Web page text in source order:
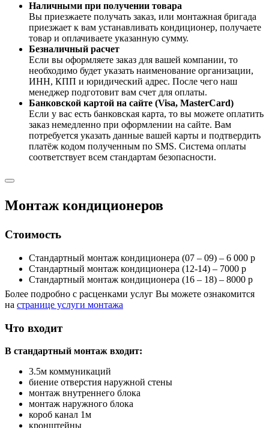
Наличными при получении товара
Вы приезжаете получать заказ, или монтажная бригада
приезжает к вам устанавливать кондиционер, получаете
товар и оплачиваете указанную сумму.
Безналичный расчет
Если вы оформляете заказ для вашей компании, то
необходимо будет указать наименование организации,
ИНН, КПП и юридический адрес. После чего наш
менеджер подготовит вам счет для оплаты.
Банковской картой на сайте (Visa, MasterCard)
Если у вас есть банковская карта, то вы можете оплатить
заказ немедленно при оформлении на сайте. Вам
потребуется указать данные вашей карты и подтвердить
платёж кодом полученным по SMS. Система оплаты
соответствует всем стандартам безопасности.
Монтаж кондиционеров
Стоимость
Стандартный монтаж кондиционера (07 – 09) – 6 000 р
Стандартный монтаж кондиционера (12-14) – 7000 р
Стандартный монтаж кондиционера (16 – 18) – 8000 р
Более подробно с расценками услуг Вы можете ознакомится
на странице услуги монтажа
Что входит
В стандартный монтаж входит:
3.5м коммуникаций
биение отверстия наружной стены
монтаж внутреннего блока
монтаж наружного блока
короб канал 1м
кронштейны